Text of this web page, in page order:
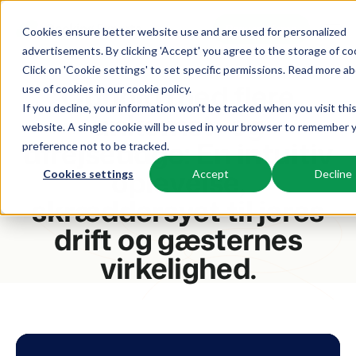
Cookies ensure better website use and are used for personalized
advertisements. By clicking 'Accept' you agree to the storage of
Click on 'Cookie settings' to set specific permissions. Read more
use of cookies in our cookie policy.
If you decline, your information won’t be tracked when you visit this
website. A single cookie will be used in your browser to remember
preference not to be tracked.
Cookies settings Accept Decline
Request demo
Platform
BEX PMS
Reservationssystem
Administrer alle dine backoffice-operationer.
Kanalstyring
Vis din beholdning på en blanding af kanaler.
App Store
Løsninger
Booking Experts til:
Ferieparker
Villaer, bungalows, hytter og træhuse.
Feriesteder
Ski-, spa-, dykker- og golfresorts.
Resources
Viden
BEX Educate | Pro
Bliv ved med at lære, bliv ved med at lede inden for fritidsaktiviteter.
Viden og vækst for fremtidens eksperter.
Priser
Make the Switch
Ophold med flere
ankomst- og
afrejsedage: En intuitiv
oplevelse,
skræddersyet til jeres
drift og gæsternes
virkelighed.